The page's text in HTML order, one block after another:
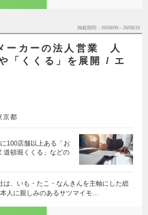
掲載期間 26/08/06～26/08/19
ーカーの法人営業 人
「くくる」を展開 / エ
京都
100店舗以上ある「お
道頓堀くくる」などの
は、いも・たこ・なんきんを主軸にした総
人に親しみのあるサツマイモ…